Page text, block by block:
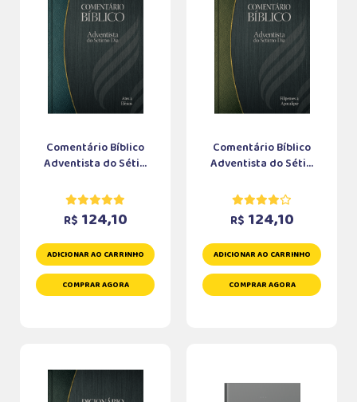
Comentário Bíblico
Adventista do Séti...
R$ 124,10
ADICIONAR AO CARRINHO
COMPRAR AGORA
Comentário Bíblico
Adventista do Séti...
R$ 124,10
ADICIONAR AO CARRINHO
COMPRAR AGORA